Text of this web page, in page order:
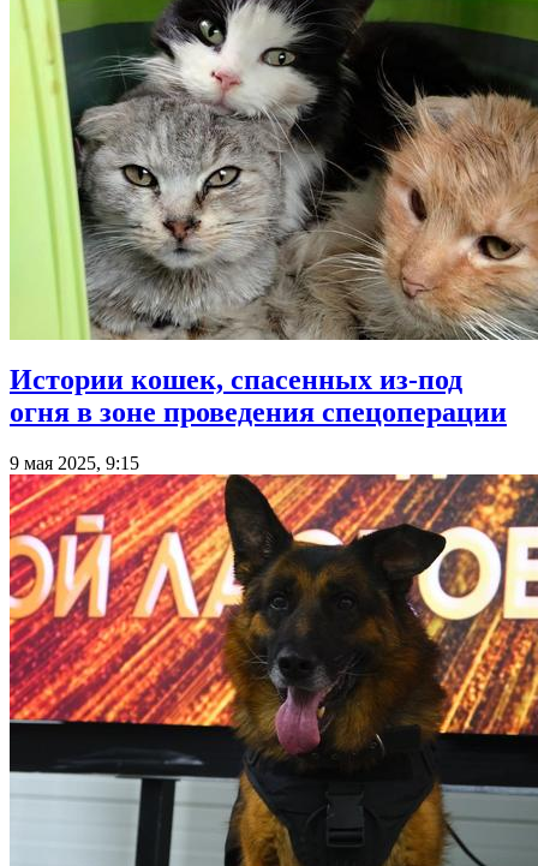
Истории кошек, спасенных из-под
огня в зоне проведения спецоперации
9 мая 2025, 9:15